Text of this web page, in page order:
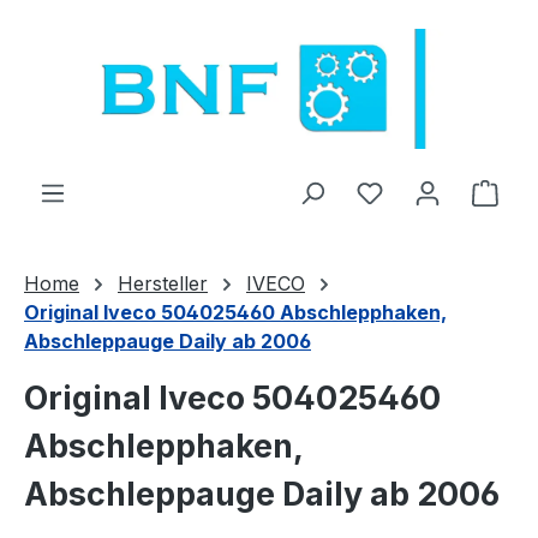
Du hast 0
Home Hersteller
IVECO
Original Iveco 504025460 Abschlepphaken,
Abschleppauge Daily ab 2006
Original Iveco 504025460
Abschlepphaken,
Abschleppauge Daily ab 2006